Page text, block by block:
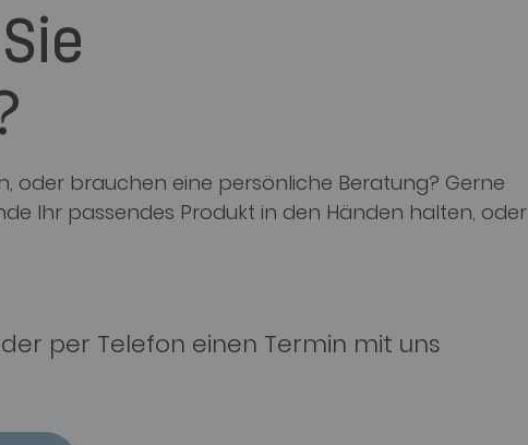
oder brauchen eine persönliche Beratung? Gerne
Ihr passendes Produkt in den Händen halten, oder
per Telefon einen Termin mit uns